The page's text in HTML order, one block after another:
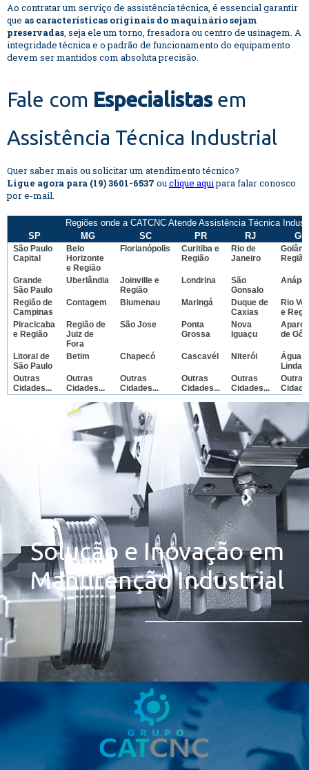
Ao contratar um serviço de assistência técnica, é essencial garantir
que as características originais do maquinário sejam
preservadas , seja ele um torno, fresadora ou centro de usinagem. A
integridade técnica e o padrão de funcionamento do equipamento
devem ser mantidos com absoluta precisão.
Fale com Especialistas em
Assistência Técnica Industrial
Quer saber mais ou solicitar um atendimento técnico?
Ligue agora para (19) 3601-6537 ou clique aquipara falar conosco
por e-mail.
Regiões onde a CATCNC Atende Assistência Técnica
SP
MG SC PR RJ GO
São Paulo
Capital
Belo
Horizonte
e Região
Florianópolis
Curitiba e
Região
Rio de
Janeiro
Região
Grande
São Paulo
Uberlândia
Joinville e
Região
Londrina
São
Gonsalo
Região de
Campinas
Contagem Blumenau Maringá
Duque de
Caxias
Rio
e
Piracicaba
e Região
Região de
Juiz de
Fora
São Jose
Ponta
Grossa
Nova
Iguaçu
de
Litoral de
São Paulo
Betim Chapecó Cascavél Niterói
Águas
Lindas
Outras
Cidades...
Outras
Cidades...
Outras
Cidades...
Outras
Cidades...
Outras
Cidades...
Outras
Solução e Inovação em
Manutenção Industrial